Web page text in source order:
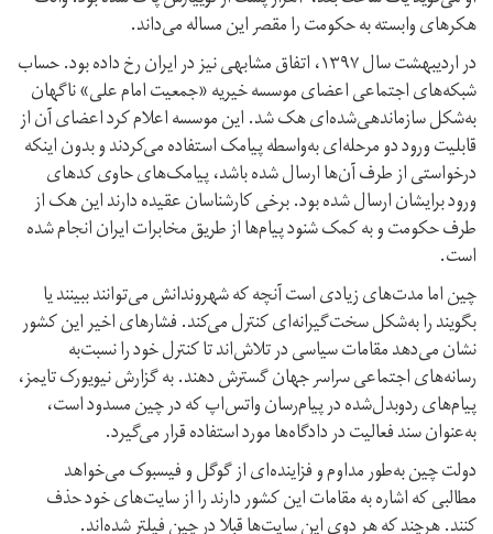
هکرهای وابسته به حکومت را مقصر این مساله می‌داند.
در اردیبهشت سال ۱۳۹۷، اتفاق مشابهی نیز در ایران رخ داده بود. حساب
شبکه‌های اجتماعی اعضای موسسه خیریه «جمعیت امام علی» ناگهان
به‌شکل سازماندهی‌شده‌ای هک شد. این موسسه اعلام کرد اعضای آن از
قابلیت ورود دو مرحله‌ای به‌واسطه پیامک استفاده می‌کردند و بدون اینکه
درخواستی از طرف آن‌ها ارسال شده باشد، پیامک‌های حاوی کدهای
ورود برایشان ارسال شده بود. برخی کارشناسان عقیده دارند این هک از
طرف حکومت و به کمک شنود پیام‌ها از طریق مخابرات ایران انجام شده
است.
چین اما مدت‌های زیادی است آنچه که شهروندانش می‌توانند ببینند یا
بگویند را به‌شکل سخت‌گیرانه‌ای کنترل می‌کند. فشارهای اخیر این کشور
نشان می‌دهد مقامات سیاسی در تلاش‌اند تا کنترل خود را نسبت‌به
رسانه‌های اجتماعی سراسر جهان گسترش دهند. به گزارش نیویورک تایمز،
پیام‌های ردوبدل‌شده در پیام‌رسان واتس‌اپ که در چین مسدود است،
به‌عنوان سند فعالیت در دادگاه‌ها مورد استفاده قرار می‌گیرد.
دولت چین به‌طور مداوم و فزاینده‌ای از گوگل و فیسبوک می‌خواهد
مطالبی که اشاره به مقامات این کشور دارند را از سایت‌های خود حذف